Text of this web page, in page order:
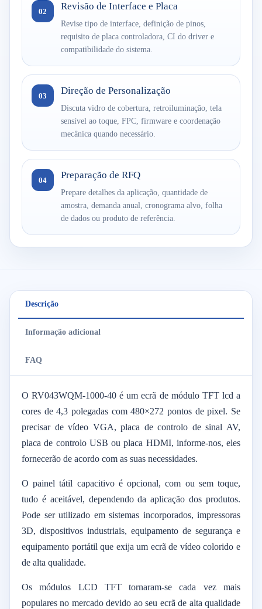
02 Revisão de Interface e Placa
Revise tipo de interface, definição de pinos,
requisito de placa controladora, CI do driver e
compatibilidade do sistema.
03 Direção de Personalização
Discuta vidro de cobertura, retroiluminação, tela
sensível ao toque, FPC, firmware e coordenação
mecânica quando necessário.
04 Preparação de RFQ
Prepare detalhes da aplicação, quantidade de
amostra, demanda anual, cronograma alvo, folha
de dados ou produto de referência.
Descrição
Informação adicional
FAQ
O RV043WQM-1000-40 é um ecrã de módulo TFT lcd a
cores de 4,3 polegadas com 480×272 pontos de pixel. Se
precisar de vídeo VGA, placa de controlo de sinal AV,
placa de controlo USB ou placa HDMI, informe-nos, eles
fornecerão de acordo com as suas necessidades.
O painel tátil capacitivo é opcional, com ou sem toque,
tudo é aceitável, dependendo da aplicação dos produtos.
Pode ser utilizado em sistemas incorporados, impressoras
3D, dispositivos industriais, equipamento de segurança e
equipamento portátil que exija um ecrã de vídeo colorido e
de alta qualidade.
Os módulos LCD TFT tornaram-se cada vez mais
populares no mercado devido ao seu ecrã de alta qualidade